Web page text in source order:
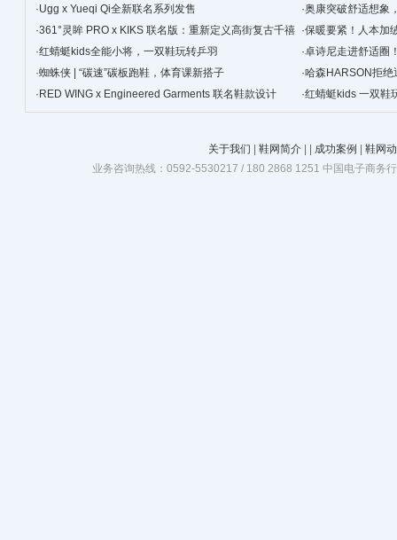
景
·Ugg x Yueqi Qi全新联名系列发售 ·奥康突破舒适想象
·361°灵眸 PRO x KIKS 联名版：重新定义高街复古千禧
跑鞋
·保暖要紧！人本加
·红蜻蜓kids全能小将，一双鞋玩转乒羽 ·卓诗尼走进舒适圈
·蜘蛛侠 | “碳速”碳板跑鞋，体育课新搭子 ·哈森HARSON拒绝
· RED WING x Engineered Garments 联名鞋款设计 ·红蜻蜓kids 一双鞋
关于我们 鞋网简介 成功案例
鞋网
业务咨询热线：0592-5530217 / 180 2868 1251 中国电子商务